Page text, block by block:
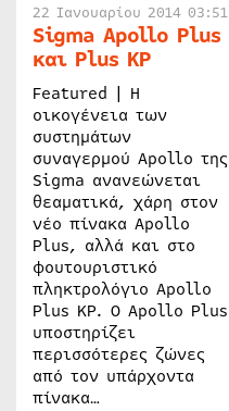
22 Ιανουαρίου 2014 03:51
Sigma Apollo Plus
και Plus KP
Featured | Η
οικογένεια των
συστημάτων
συναγερμού Apollo της
Sigma ανανεώνεται
θεαματικά, χάρη στον
νέο πίνακα Apollo
Plus, αλλά και στο
φουτουριστικό
πληκτρολόγιο Apollo
Plus KP. Ο Apollo Plus
υποστηρίζει
περισσότερες ζώνες
από τον υπάρχοντα
πίνακα…